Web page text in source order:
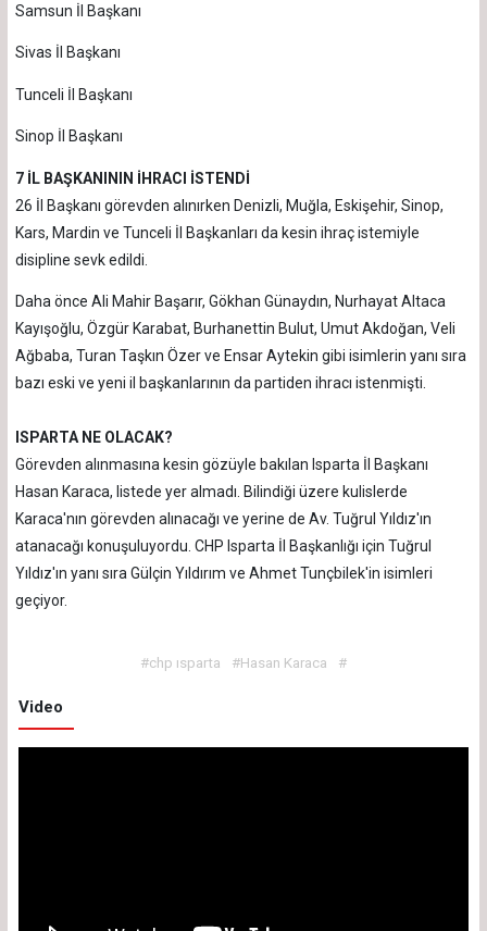
Samsun İl Başkanı
Sivas İl Başkanı
Tunceli İl Başkanı
Sinop İl Başkanı
7 İL BAŞKANININ İHRACI İSTENDİ
26 İl Başkanı görevden alınırken Denizli, Muğla, Eskişehir, Sinop,
Kars, Mardin ve Tunceli İl Başkanları da kesin ihraç istemiyle
disipline sevk edildi.
Daha önce Ali Mahir Başarır, Gökhan Günaydın, Nurhayat Altaca
Kayışoğlu, Özgür Karabat, Burhanettin Bulut, Umut Akdoğan, Veli
Ağbaba, Turan Taşkın Özer ve Ensar Aytekin gibi isimlerin yanı sıra
bazı eski ve yeni il başkanlarının da partiden ihracı istenmişti.
ISPARTA NE OLACAK?
Görevden alınmasına kesin gözüyle bakılan Isparta İl Başkanı
Hasan Karaca, listede yer almadı. Bilindiği üzere kulislerde
Karaca'nın görevden alınacağı ve yerine de Av. Tuğrul Yıldız'ın
atanacağı konuşuluyordu. CHP Isparta İl Başkanlığı için Tuğrul
Yıldız'ın yanı sıra Gülçin Yıldırım ve Ahmet Tunçbilek'in isimleri
geçiyor.
#chp ısparta #Hasan Karaca #
Video